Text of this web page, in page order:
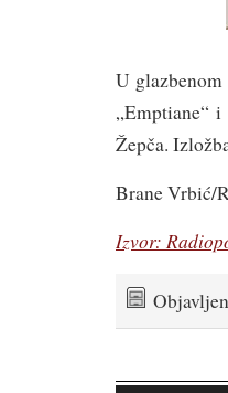
U
„Emptiane“
Žepča.
Brane Vrbić/
Izvor: